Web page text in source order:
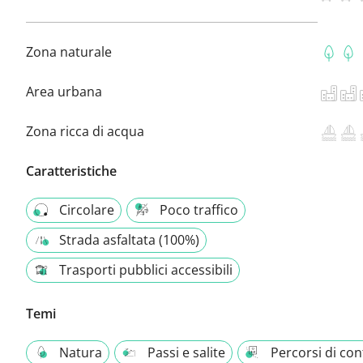
Zona naturale
Area urbana
Zona ricca di acqua
Caratteristiche
Circolare
Poco traffico
Strada asfaltata (100%)
Trasporti pubblici accessibili
Temi
Natura Passi e salite Percorsi di